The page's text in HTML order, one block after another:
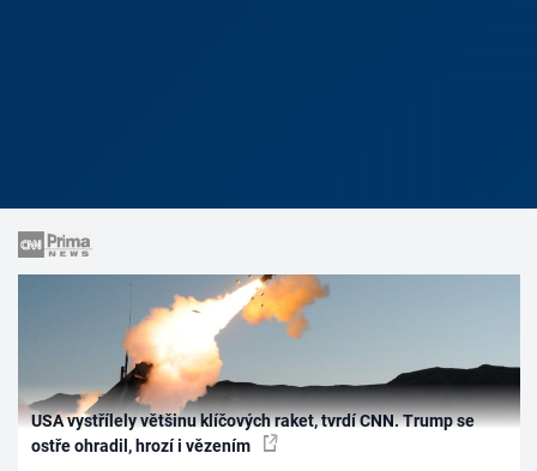
USA vystřílely většinu klíčových raket, tvrdí CNN. Trump se
ostře ohradil, hrozí i vězením